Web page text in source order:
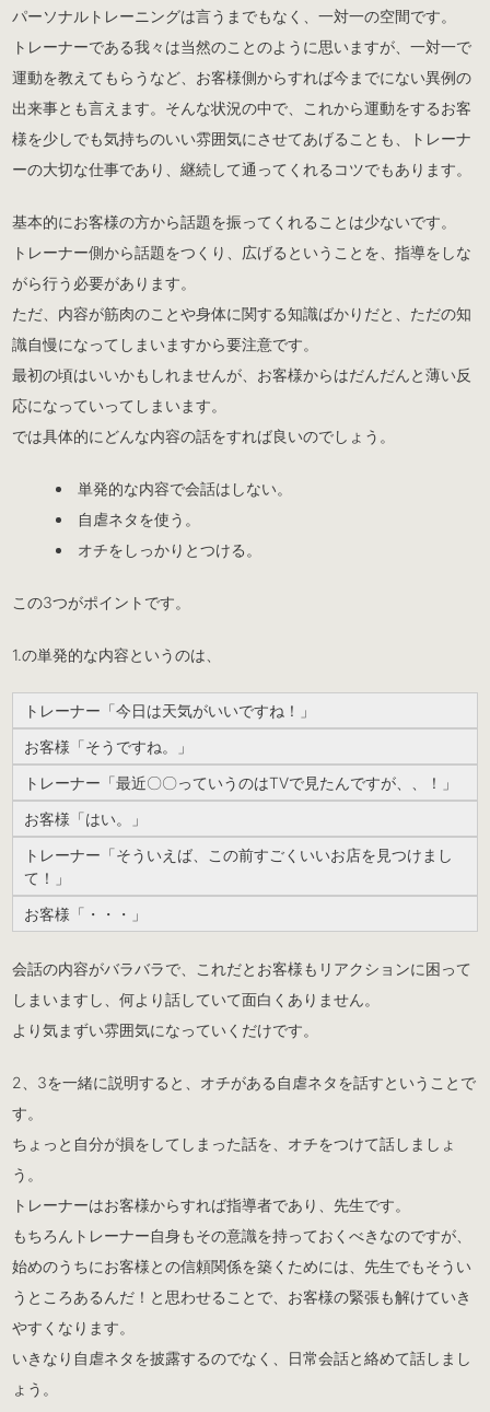
パーソナルトレーニングは言うまでもなく、一対一の空間です。
トレーナーである我々は当然のことのように思いますが、一対一で
運動を教えてもらうなど、お客様側からすれば今までにない異例の
出来事とも言えます。そんな状況の中で、これから運動をするお客
様を少しでも気持ちのいい雰囲気にさせてあげることも、トレーナ
ーの大切な仕事であり、継続して通ってくれるコツでもあります。
基本的にお客様の方から話題を振ってくれることは少ないです。
トレーナー側から話題をつくり、広げるということを、指導をしな
がら行う必要があります。
ただ、内容が筋肉のことや身体に関する知識ばかりだと、ただの知
識自慢になってしまいますから要注意です。
最初の頃はいいかもしれませんが、お客様からはだんだんと薄い反
応になっていってしまいます。
では具体的にどんな内容の話をすれば良いのでしょう。
単発的な内容で会話はしない。
自虐ネタを使う。
オチをしっかりとつける。
この3つがポイントです。
1.の単発的な内容というのは、
トレーナー「今日は天気がいいですね！」
お客様「そうですね。」
トレーナー「最近〇〇っていうのはTVで見たんですが、、！」
お客様「はい。」
トレーナー「そういえば、この前すごくいいお店を見つけまし
て！」
お客様「・・・」
会話の内容がバラバラで、これだとお客様もリアクションに困って
しまいますし、何より話していて面白くありません。
より気まずい雰囲気になっていくだけです。
2、3を一緒に説明すると、オチがある自虐ネタを話すということで
す。
ちょっと自分が損をしてしまった話を、オチをつけて話しましょ
う。
トレーナーはお客様からすれば指導者であり、先生です。
もちろんトレーナー自身もその意識を持っておくべきなのですが、
始めのうちにお客様との信頼関係を築くためには、先生でもそうい
うところあるんだ！と思わせることで、お客様の緊張も解けていき
やすくなります。
いきなり自虐ネタを披露するのでなく、日常会話と絡めて話しまし
ょう。